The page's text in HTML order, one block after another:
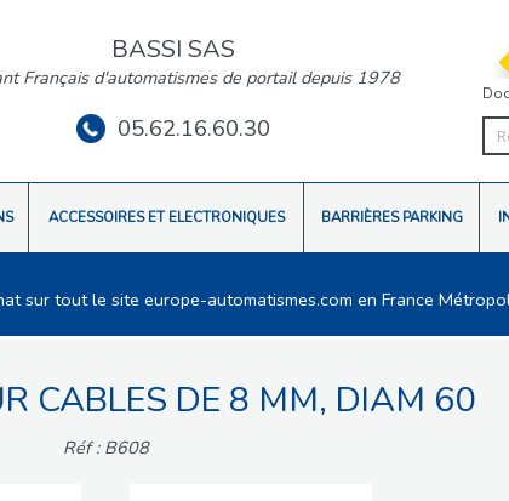
BASSI SAS
Français d'automatismes de portail depuis 1978
05.62.16.60.30
ACCESSOIRES ET ELECTRONIQUES BARRIÈRES PARKING
sur tout le site europe-automatismes.com en France
CABLES DE 8 MM, DIAM 60
Réf : B608